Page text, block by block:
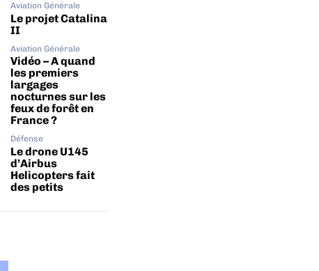
Aviation Générale
Le projet Catalina
II
Aviation Générale
Vidéo – A quand
les premiers
largages
nocturnes sur les
feux de forêt en
France ?
Défense
Le drone U145
d’Airbus
Helicopters fait
des petits